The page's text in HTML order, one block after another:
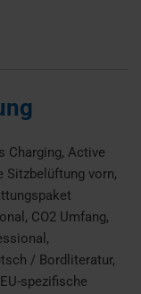
Charging, Active
Sitzbelüftung vorn,
CO2 Umfang,
/ Bordliteratur,
spezifische